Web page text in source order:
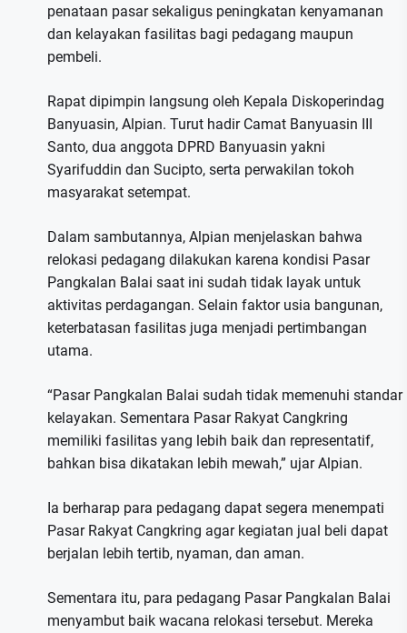
penataan pasar sekaligus peningkatan kenyamanan
dan kelayakan fasilitas bagi pedagang maupun
pembeli.
Rapat dipimpin langsung oleh Kepala Diskoperindag
Banyuasin, Alpian. Turut hadir Camat Banyuasin III
Santo, dua anggota DPRD Banyuasin yakni
Syarifuddin dan Sucipto, serta perwakilan tokoh
masyarakat setempat.
Dalam sambutannya, Alpian menjelaskan bahwa
relokasi pedagang dilakukan karena kondisi Pasar
Pangkalan Balai saat ini sudah tidak layak untuk
aktivitas perdagangan. Selain faktor usia bangunan,
keterbatasan fasilitas juga menjadi pertimbangan
utama.
“Pasar Pangkalan Balai sudah tidak memenuhi standar
kelayakan. Sementara Pasar Rakyat Cangkring
memiliki fasilitas yang lebih baik dan representatif,
bahkan bisa dikatakan lebih mewah,” ujar Alpian.
Ia berharap para pedagang dapat segera menempati
Pasar Rakyat Cangkring agar kegiatan jual beli dapat
berjalan lebih tertib, nyaman, dan aman.
Sementara itu, para pedagang Pasar Pangkalan Balai
menyambut baik wacana relokasi tersebut. Mereka